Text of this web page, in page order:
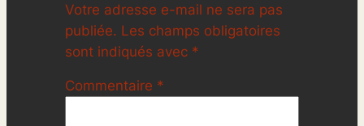
Votre adresse e-mail ne sera pas
publiée. Les champs obligatoires
sont indiqués avec *
Commentaire *